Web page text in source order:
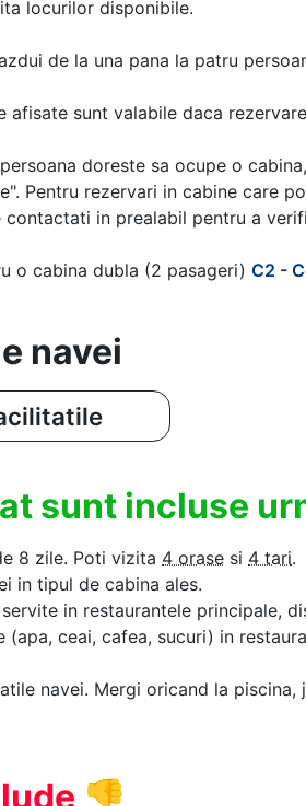
locurilor disponibile.
de la una pana la patru
afisate sunt valabile daca
doreste sa ocupe o
Pentru rezervari in cabine care
contactati in prealabil pentru a
o cabina dubla (2 pasageri) C2 -
navei
sunt incluse
8 zile. Poti vizita 4 orase si 4 tari.
in tipul de cabina ales.
in restaurantele principale,
(apa, ceai, cafea, sucuri) in
navei. Mergi oricand la piscina,
👎